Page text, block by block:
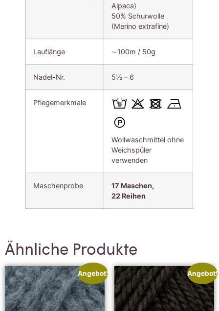
Alpaca)
50% Schurwolle
(Merino extrafine)
Lauflänge ∼100m / 50g
Nadel-Nr. 5½ – 6
Pflegemerkmale
Wollwaschmittel ohne
Weichspüler
verwenden
Maschenprobe
17 Maschen,
22 Reihen
Ähnliche Produkte
Angebot! Angebot!